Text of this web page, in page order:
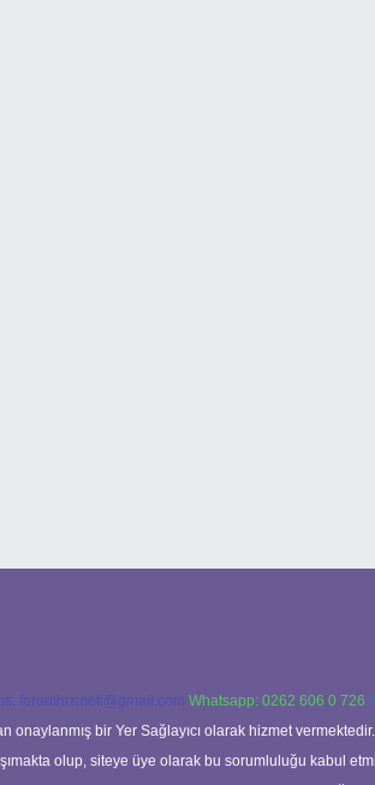
forumhizmeti@gmail.com Whatsapp: 0262 606 0 726
onaylanmış bir Yer Sağlayıcı olarak hizmet
olup, siteye üye olarak bu sorumluluğu kabul